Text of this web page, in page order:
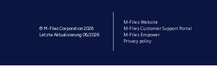
© M-Files Corporation 2026
Letzte Aktualisierung 06/2026
M-Files-Website
M-Files Customer Support Portal
M-Files Empower
Privacy policy